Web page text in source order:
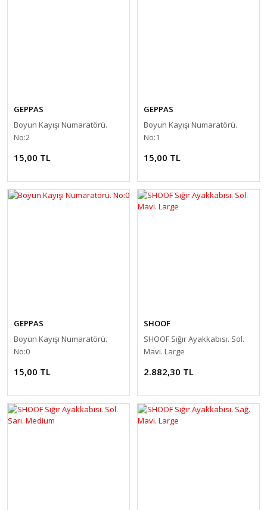
GEPPAS
Boyun Kayışı Numaratörü.
No:2
15,00 TL
GEPPAS
Boyun Kayışı Numaratörü.
No:1
15,00 TL
GEPPAS
Boyun Kayışı Numaratörü.
No:0
15,00 TL
SHOOF
SHOOF Sığır Ayakkabısı. Sol.
Mavi. Large
2.882,30 TL